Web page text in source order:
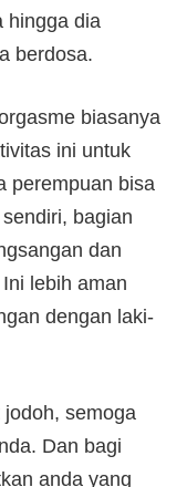
hingga dia
berdosa.
biasanya
ini untuk
perempuan bisa
bagian
dan
lebih aman
dengan laki-
semoga
Dan bagi
anda yang